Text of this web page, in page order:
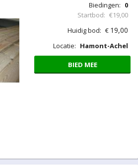
Biedingen: 0
Startbod: €19,00
Huidig bod: € 19,00
Locatie: Hamont-Achel
BIED MEE